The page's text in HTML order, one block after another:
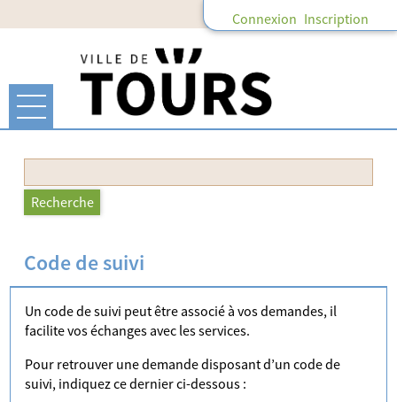
Connexion Inscription
Ouvrir le menu
Accueil
Mon compte
Mes abonnements
Mes demandes
Recherche
Code de suivi
Un code de suivi peut être associé à vos demandes, il
facilite vos échanges avec les services.
Pour retrouver une demande disposant d’un code de
suivi, indiquez ce dernier ci-dessous :